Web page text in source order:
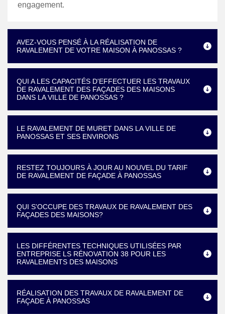
engagement.
AVEZ-VOUS PENSÉ À LA RÉALISATION DE
RAVALEMENT DE VOTRE MAISON À PANOSSAS ?
QUI A LES CAPACITÉS D'EFFECTUER LES TRAVAUX
DE RAVALEMENT DES FAÇADES DES MAISONS
DANS LA VILLE DE PANOSSAS ?
LE RAVALEMENT DE MURET DANS LA VILLE DE
PANOSSAS ET SES ENVIRONS
RESTEZ TOUJOURS À JOUR AU NOUVEL DU TARIF
DE RAVALEMENT DE FAÇADE À PANOSSAS
QUI S'OCCUPE DES TRAVAUX DE RAVALEMENT DES
FAÇADES DES MAISONS?
LES DIFFÉRENTES TECHNIQUES UTILISÉES PAR
ENTREPRISE LS RÉNOVATION 38 POUR LES
RAVALEMENTS DES MAISONS
RÉALISATION DES TRAVAUX DE RAVALEMENT DE
FAÇADE À PANOSSAS